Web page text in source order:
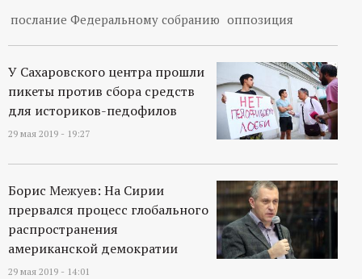
послание Федеральному собранию оппозиция
У Сахаровского центра прошли
пикеты против сбора средств
для историков-педофилов
29 мая 2019 - 19:27
Борис Межуев: На Сирии
прервался процесс глобального
распространения
американской демократии
29 мая 2019 - 14:01